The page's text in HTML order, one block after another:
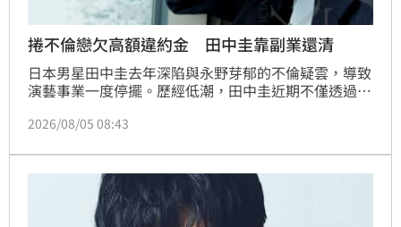
捲不倫戀欠高額違約金 田中圭靠副業還清
日本男星田中圭去年深陷與永野芽郁的不倫疑雲，導致
演藝事業一度停擺。歷經低潮，田中圭近期不僅透過舞
違約金。日媒揭露，他除了依靠積蓄外，近年轉戰國際
金，這筆意外之財成為他解決財務危機的關鍵。林品妤
2026/08/05 08:43